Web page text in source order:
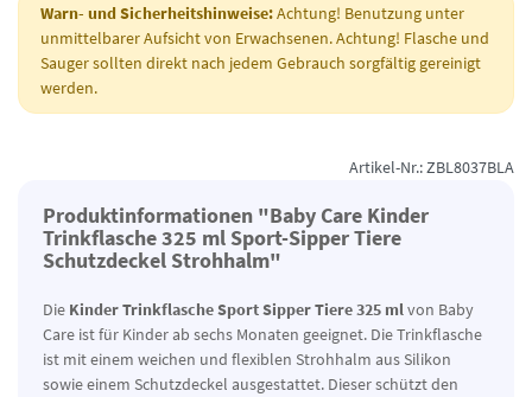
Warn- und Sicherheitshinweise:Achtung! Benutzung unter
unmittelbarer Aufsicht von Erwachsenen. Achtung! Flasche und
Sauger sollten direkt nach jedem Gebrauch sorgfältig gereinigt
werden.
Artikel-Nr.: ZBL8037BLA
Produktinformationen "Baby Care Kinder
Trinkflasche 325 ml Sport-Sipper Tiere
Schutzdeckel Strohhalm"
Die Kinder Trinkflasche Sport Sipper Tiere 325 mlvon Baby
Care ist für Kinder ab sechs Monaten geeignet. Die Trinkflasche
ist mit einem weichen und flexiblen Strohhalm aus Silikon
sowie einem Schutzdeckel ausgestattet. Dieser schützt den